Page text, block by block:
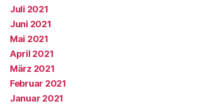
Juli 2021
Juni 2021
Mai 2021
April 2021
März 2021
Februar 2021
Januar 2021